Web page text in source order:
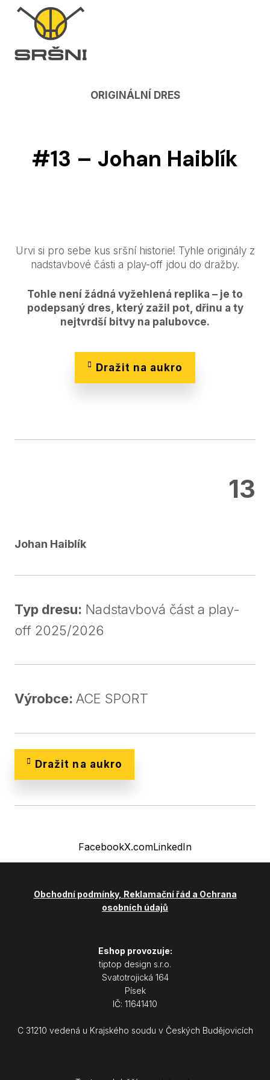
ORIGINÁLNÍ DRES
#13 – Johan Haiblík
Urvi si pro sebe kus sršní historie! Tyhle originály z
nadstavbové části a play-off jdou do dražby.
Tohle není žádná vyžehlená replika – je to
podepsaný dres, který zažil pot, dřinu a ty
nejtvrdší bitvy na palubovce.
Dražit na aukro
13
Johan Haiblík
Typ dresu: Nadstavbová část a play-
off 2025/2026
Výrobce: ACE SPORT
Dražit na aukro
FacebookX.comLinkedIn
Obchodní podmínky, Reklamační řád a Ochrana
osobních údajů
Eshop provozuje:
tiptop design s.r.o.
Svatotrojická 164
Písek
IČ: 11641410
C 31210 vedená u Krajského soudu v Českých Budějovicích